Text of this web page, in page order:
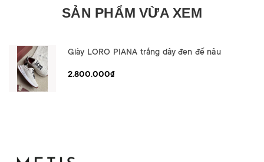
SẢN PHẨM VỪA XEM
Giày LORO PIANA trắng dây đen đế nâu
2.800.000₫